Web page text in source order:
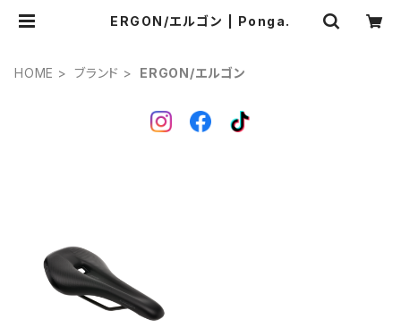
ERGON/エルゴン | Ponga.
HOME ブランド ERGON/エルゴン